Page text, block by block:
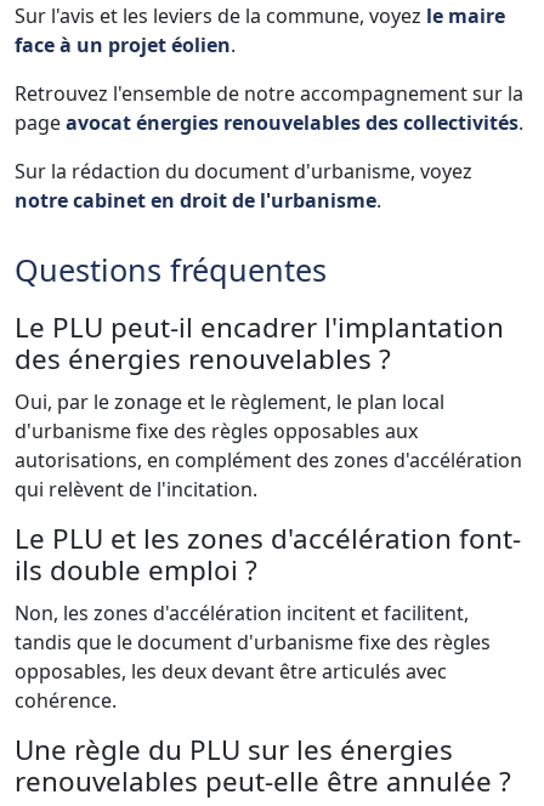
Sur l'avis et les leviers de la commune, voyez le maire
face à un projet éolien.
Retrouvez l'ensemble de notre accompagnement sur la
pageavocat énergies renouvelables des collectivités.
Sur la rédaction du document d'urbanisme, voyez
notre cabinet en droit de l'urbanisme.
Questions fréquentes
Le PLU peut-il encadrer l'implantation
des énergies renouvelables ?
Oui, par le zonage et le règlement, le plan local
d'urbanisme fixe des règles opposables aux
autorisations, en complément des zones d'accélération
qui relèvent de l'incitation.
Le PLU et les zones d'accélération font-
ils double emploi ?
Non, les zones d'accélération incitent et facilitent,
tandis que le document d'urbanisme fixe des règles
opposables, les deux devant être articulés avec
cohérence.
Une règle du PLU sur les énergies
renouvelables peut-elle être annulée ?